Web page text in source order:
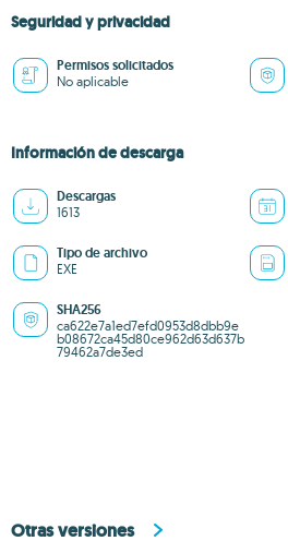
Seguridad y privacidad
Permisos solicitados
No aplicable
Información de descarga
Descargas
1613
Tipo de archivo
EXE
SHA256
ca622e7a1ed7efd0953d8dbb9e
b08672ca45d80ce962d63d637b
79462a7de3ed
Otras versiones